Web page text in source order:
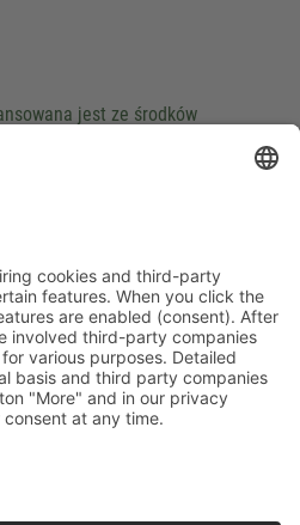
jest ze środków
Saksońskiego budżetu.
cookies and third-party
features. When you click the
are enabled (consent).
the involved third-party
data for various purposes.
the button "More" and in our